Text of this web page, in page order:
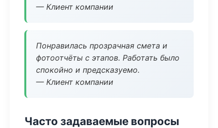
— Клиент компании
Понравилась прозрачная смета и
фотоотчёты с этапов. Работать было
спокойно и предсказуемо.
— Клиент компании
Часто задаваемые вопросы